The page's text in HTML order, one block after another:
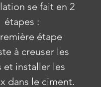
se fait en 2
étapes :
étape
à creuser les
et installer les
dans le ciment.